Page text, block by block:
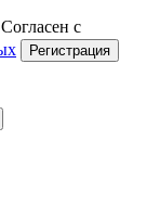
Согласен с